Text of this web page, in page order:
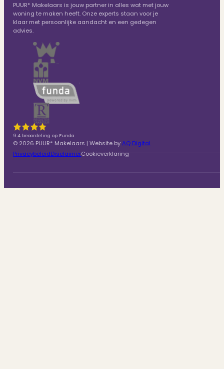
PUUR* Makelaars is jouw partner in alles wat met jouw
woning te maken heeft. Onze experts staan voor je
klaar met persoonlijke aandacht en een gedegen
advies.
9.4 beoordeling op Funda
© 2026 PUUR* Makelaars | Website byAQ Digital
PrivacybeleidDisclaimerCookieverklaring